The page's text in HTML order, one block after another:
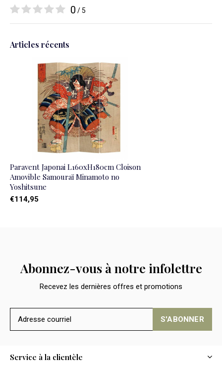
0 / 5
Articles récents
Paravent Japonai L160xH180cm Cloison
Amovible Samouraï Minamoto no
Yoshitsune
€114,95
Abonnez-vous à notre infolettre
Recevez les dernières offres et promotions
S'ABONNER
Service à la clientèle